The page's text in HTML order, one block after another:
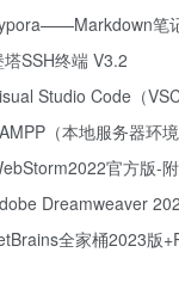
笔
塔SSH终端 V3.2
Studio Code（
（本地服务器环境
官方版-
Dreamweaver
全家桶2023版